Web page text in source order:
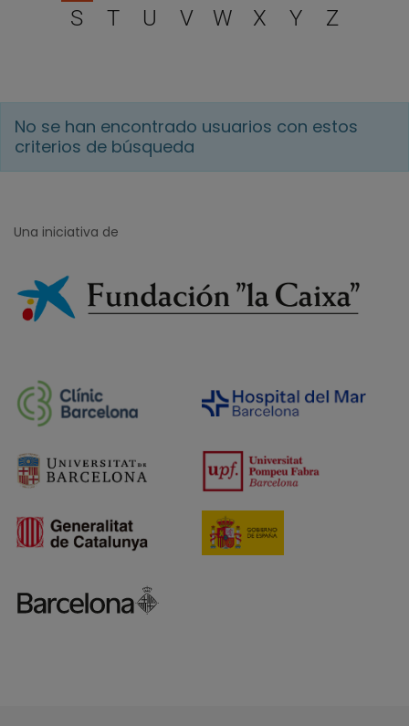
S
T U V W X Y Z
No se han encontrado usuarios con estos
criterios de búsqueda
Una iniciativa de